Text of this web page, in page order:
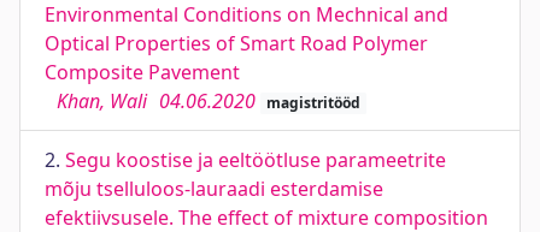
Environmental Conditions on Mechnical and
Optical Properties of Smart Road Polymer
Composite Pavement
Khan, Wali 04.06.2020 magistritööd
2. Segu koostise ja eeltöötluse parameetrite
mõju tselluloos-lauraadi esterdamise
efektiivsusele. The effect of mixture composition